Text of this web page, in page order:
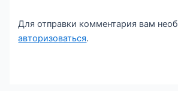
Для отправки комментария вам
авторизоваться.